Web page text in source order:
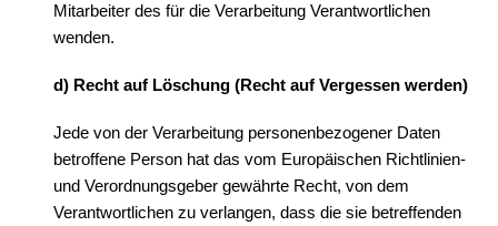
Mitarbeiter des für die Verarbeitung Verantwortlichen
wenden.
d) Recht auf Löschung (Recht auf Vergessen werden)
Jede von der Verarbeitung personenbezogener Daten
betroffene Person hat das vom Europäischen Richtlinien-
und Verordnungsgeber gewährte Recht, von dem
Verantwortlichen zu verlangen, dass die sie betreffenden